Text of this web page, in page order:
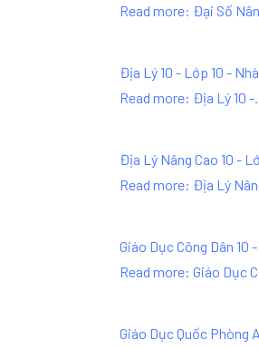
Read more: Đại Số
Địa Lý 10 - Lớp 10 -
Read more: Địa Lý 10 -
Địa Lý Nâng Cao 10 -
Read more: Địa Lý
Giáo Dục Công Dân 10
Read more: Giáo Dục
Giáo Dục Quốc Phòng